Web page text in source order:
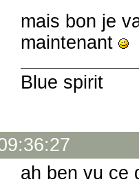
mais bon je
maintenant
Blue spirit
ah ben vu ce